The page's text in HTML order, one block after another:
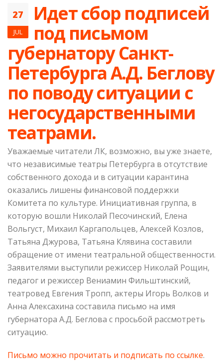
27
JUL
Идет сбор подписей
под письмом
губернатору Санкт-
Петербурга А.Д. Беглову
по поводу ситуации с
негосударственными
театрами.
Уважаемые читатели ЛК, возможно, вы уже знаете,
что независимые театры Петербурга в отсутствие
собственного дохода и в ситуации карантина
оказались лишены финансовой поддержки
Комитета по культуре. Инициативная группа, в
которую вошли Николай Песочинский, Елена
Вольгуст, Михаил Каргапольцев, Алексей Козлов,
Татьяна Джурова, Татьяна Клявина составили
обращение от имени театральной общественности.
Заявителями выступили режиссер Николай Рощин,
педагог и режиссер Вениамин Фильштинский,
театровед Евгения Тропп, актеры Игорь Волков и
Анна Алексахина составила письмо на имя
губернатора А.Д. Беглова с просьбой рассмотреть
ситуацию.
Письмо можно прочитать и подписать по ссылке.